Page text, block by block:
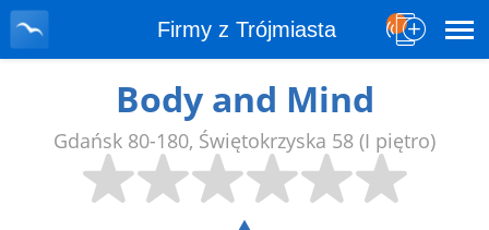
Firmy z Trójmiasta
Body and Mind
Gdańsk 80-180, Świętokrzyska 58 (I piętro)